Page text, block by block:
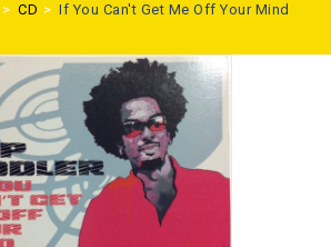
> CD > If You Can't Get Me Off Your Mind